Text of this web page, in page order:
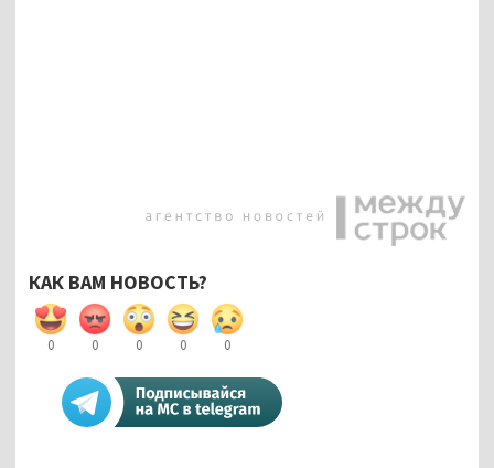
КАК ВАМ НОВОСТЬ?
0 0 0 0 0